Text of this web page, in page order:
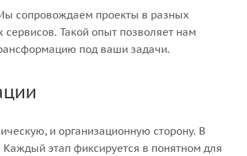
сопровождаем проекты в разных
Такой опыт позволяет нам
под ваши задачи.
и организационную сторону. В
этап фиксируется в понятном для